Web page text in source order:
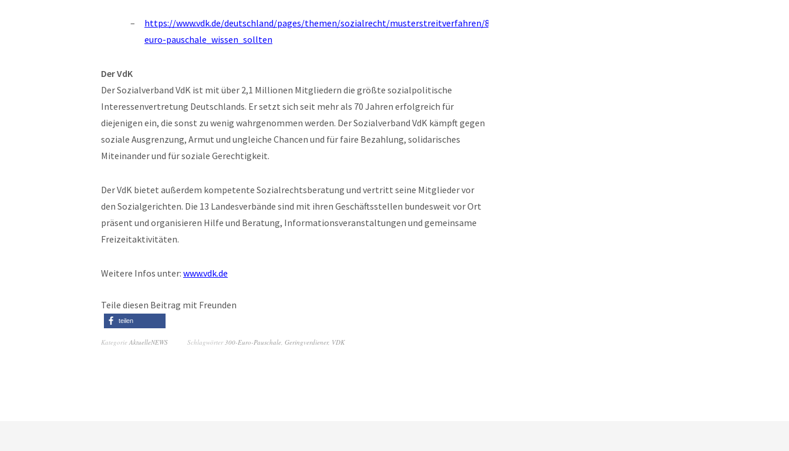
https://www.vdk.de/deutschland/pages/themen/sozialrecht/musterstreitverfahren/85009/was_sie_ueber_die_geplante_klage_des_vdk_zur_300-
euro-pauschale_wissen_sollten
Der VdK
Der Sozialverband VdK ist mit über 2,1 Millionen Mitgliedern die größte sozialpolitische
Interessenvertretung Deutschlands. Er setzt sich seit mehr als 70 Jahren erfolgreich für
diejenigen ein, die sonst zu wenig wahrgenommen werden. Der Sozialverband VdK kämpft gegen
soziale Ausgrenzung, Armut und ungleiche Chancen und für faire Bezahlung, solidarisches
Miteinander und für soziale Gerechtigkeit.
Der VdK bietet außerdem kompetente Sozialrechtsberatung und vertritt seine Mitglieder vor
den Sozialgerichten. Die 13 Landesverbände sind mit ihren Geschäftsstellen bundesweit vor Ort
präsent und organisieren Hilfe und Beratung, Informationsveranstaltungen und gemeinsame
Freizeitaktivitäten.
Weitere Infos unter: www.vdk.de
Teile diesen Beitrag mit Freunden
teilen
Kategorie AktuelleNEWS Schlagwörter300-Euro-Pauschale, Geringverdiener, VDK